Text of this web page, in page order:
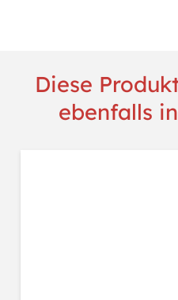
Menge
Diese
ebenfalls